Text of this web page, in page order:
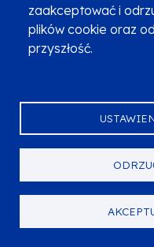
zaakceptować i
plików cookie oraz
przyszłość.
TERMIN
ORGANIZATOR NABORU